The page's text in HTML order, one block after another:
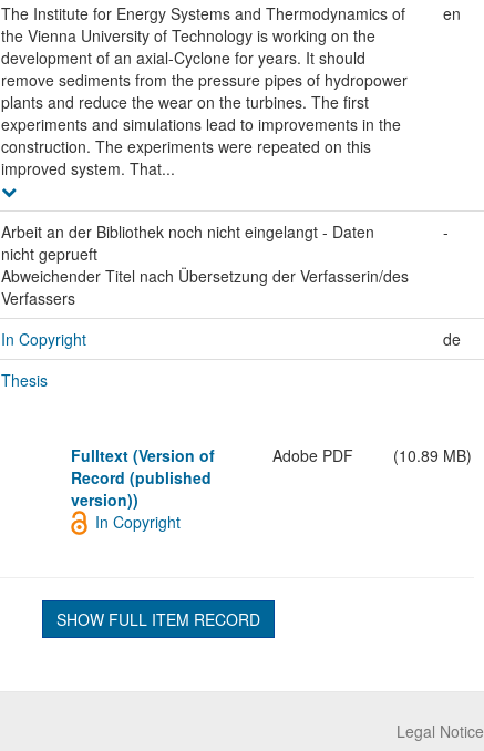
The Institute for Energy Systems and Thermodynamics of
the Vienna University of Technology is working on the
development of an axial-Cyclone for years. It should
remove sediments from the pressure pipes of hydropower
plants and reduce the wear on the turbines. The first
experiments and simulations lead to improvements in the
construction. The experiments were repeated on this
improved system. That...
en
Arbeit an der Bibliothek noch nicht eingelangt - Daten
nicht geprueft
Abweichender Titel nach Übersetzung der Verfasserin/des
Verfassers
-
In Copyright
de
Thesis
Fulltext (Version of
Record (published
version))
Adobe PDF (10.89 MB)
In Copyright
SHOW FULL ITEM RECORD
Legal Notice